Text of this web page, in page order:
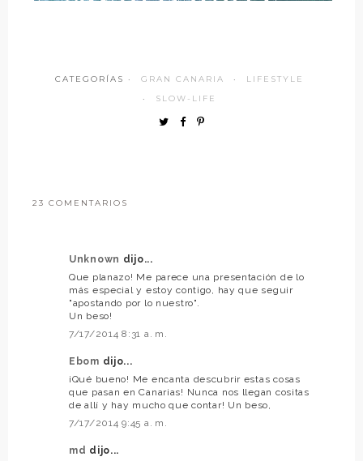
CATEGORÍAS · GRAN CANARIA ·
LIFESTYLE
·
SLOW-LIFE
23 COMENTARIOS
Unknown dijo...
Que planazo! Me parece una presentación de lo
más especial y estoy contigo, hay que seguir
"apostando por lo nuestro".
Un beso!
7/17/2014 8:31 a. m.
Ebom dijo...
¡Qué bueno! Me encanta descubrir estas cosas
que pasan en Canarias! Nunca nos llegan cositas
de allí y hay mucho que contar! Un beso,
7/17/2014 9:45 a. m.
md dijo...